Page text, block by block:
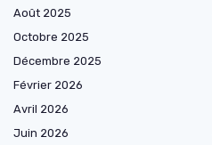
Août 2025
Octobre 2025
Décembre 2025
Février 2026
Avril 2026
Juin 2026